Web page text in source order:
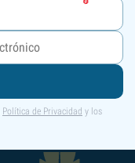
Política de Privacidad y los